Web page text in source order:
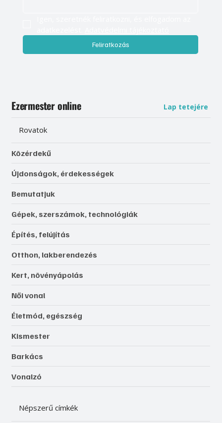
Feliratkozás
Ezermester online Lap tetejére
Rovatok
Közérdekű
Újdonságok, érdekességek
Bemutatjuk
Gépek, szerszámok, technológiák
Építés, felújítás
Otthon, lakberendezés
Kert, növényápolás
Női vonal
Életmód, egészség
Kismester
Barkács
Vonalzó
Népszerű címkék